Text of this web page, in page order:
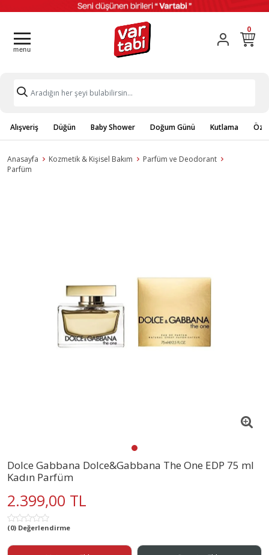
0
Alışveriş Düğün Baby Shower Doğum Günü Kutlama
Anasayfa Kozmetik & Kişisel Bakım
Parfüm ve Deodorant
Parfüm
Dolce Gabbana Dolce&Gabbana The One EDP 75 ml
Kadın Parfüm
2.399,00 TL
(0) Değerlendirme